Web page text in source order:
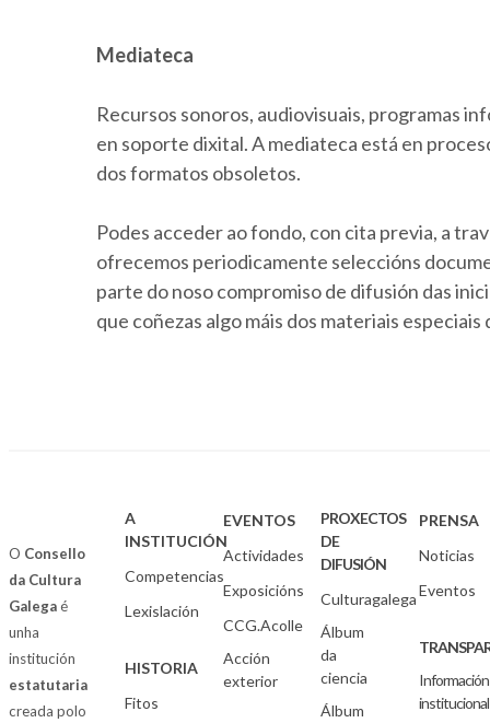
Mediateca
Recursos sonoros, audiovisuais, programas
en soporte dixital. A mediateca está en
dos formatos obsoletos.
Podes acceder ao fondo, con cita previa, a
ofrecemos periodicamente seleccións
parte do noso compromiso de difusión das
que coñezas algo máis dos materiais
O Consello
da Cultura
Galegaé
unha
institución
estatutaria
creada polo
A
INSTITUCIÓN
Competencias
Lexislación
HISTORIA
Fitos
EVENTOS
Actividades
Exposicións
CCG.Acolle
Acción
exterior
PROXECTOS
DE
DIFUSIÓN
Culturagalega
Álbum
da
ciencia
Álbum
PRENSA
Noticias
Eventos
Información
institucional